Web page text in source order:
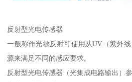
反射型光电传感器
一般称作光敏反射可使用从UV（紫外
源来满足不同的感应要求。
反射型光电传感器（光集成电路输出）